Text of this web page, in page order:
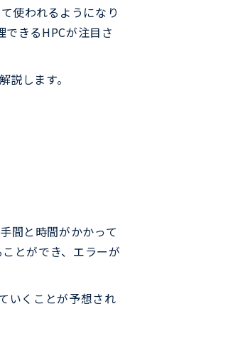
使われるようになり
きるHPCが注目さ
します。
間と時間がかかって
とができ、エラーが
いくことが予想され